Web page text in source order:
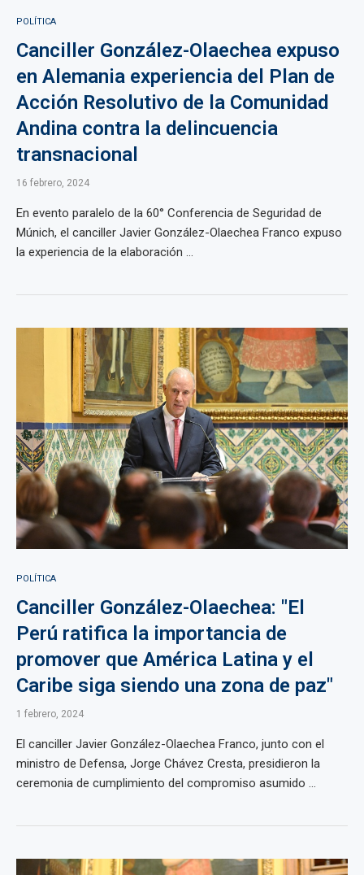
POLÍTICA
Canciller González-Olaechea expuso
en Alemania experiencia del Plan de
Acción Resolutivo de la Comunidad
Andina contra la delincuencia
transnacional
16 febrero, 2024
En evento paralelo de la 60° Conferencia de Seguridad de
Múnich, el canciller Javier González-Olaechea Franco expuso
la experiencia de la elaboración ...
POLÍTICA
Canciller González-Olaechea: "El
Perú ratifica la importancia de
promover que América Latina y el
Caribe siga siendo una zona de paz"
1 febrero, 2024
El canciller Javier González-Olaechea Franco, junto con el
ministro de Defensa, Jorge Chávez Cresta, presidieron la
ceremonia de cumplimiento del compromiso asumido ...